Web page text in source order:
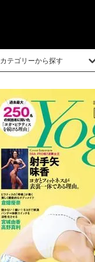
カテゴリーから探す